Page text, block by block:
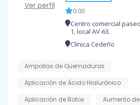
Ver perfil
0.00
Centro comercial
1, local AV-63.
Clínica Cedeño
Ampollas de Quemaduras
Aplicación de Ácido Hialurónico
Aplicación de Botox
Aumento